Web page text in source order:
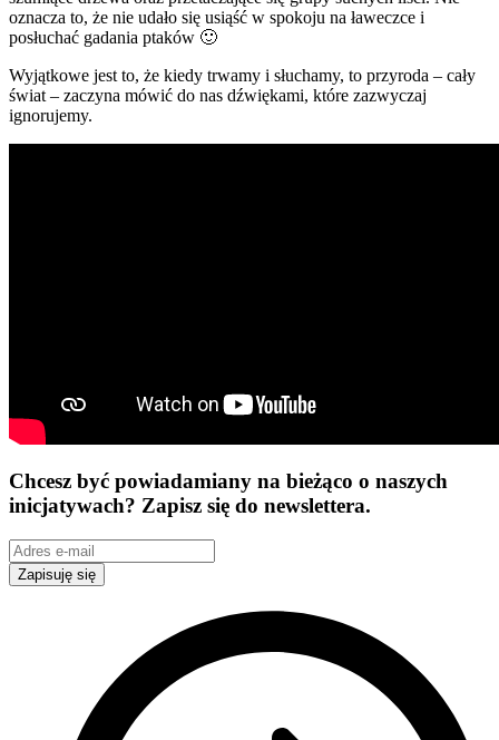
oznacza to, że nie udało się usiąść w spokoju na ławeczce i
posłuchać gadania ptaków 🙂
Wyjątkowe jest to, że kiedy trwamy i słuchamy, to przyroda – cały
świat – zaczyna mówić do nas dźwiękami, które zazwyczaj
ignorujemy.
Chcesz być powiadamiany na bieżąco o naszych
inicjatywach? Zapisz się do newslettera.
Zapisuję się